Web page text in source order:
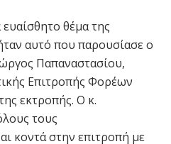
θέμα της
αυτό που παρουσίασε ο
Παπαναστασίου,
Επιτροπής Φορέων
εκτροπής. Ο κ.
τους
κοντά στην επιτροπή με